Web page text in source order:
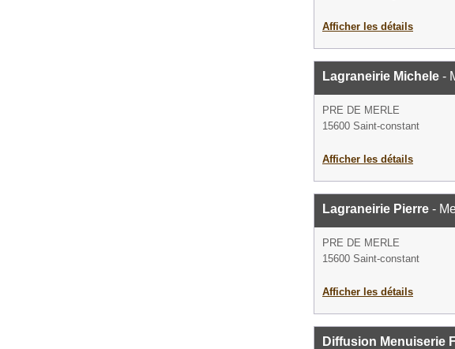
Afficher les détails
Lagraneirie Michele -
PRE DE MERLE
15600 Saint-constant
Afficher les détails
Lagraneirie Pierre -
PRE DE MERLE
15600 Saint-constant
Afficher les détails
Diffusion Menuiserie